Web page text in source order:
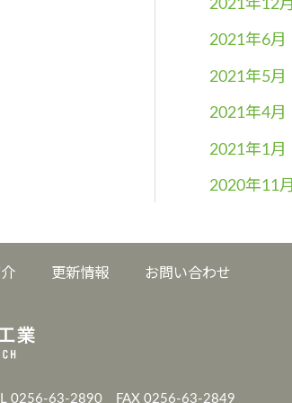
2021年12月
2021年6月
2021年5月
2021年4月
2021年1月
2020年11月
更新情報 お問い合わせ
0256-63-2890 FAX 0256-63-2849